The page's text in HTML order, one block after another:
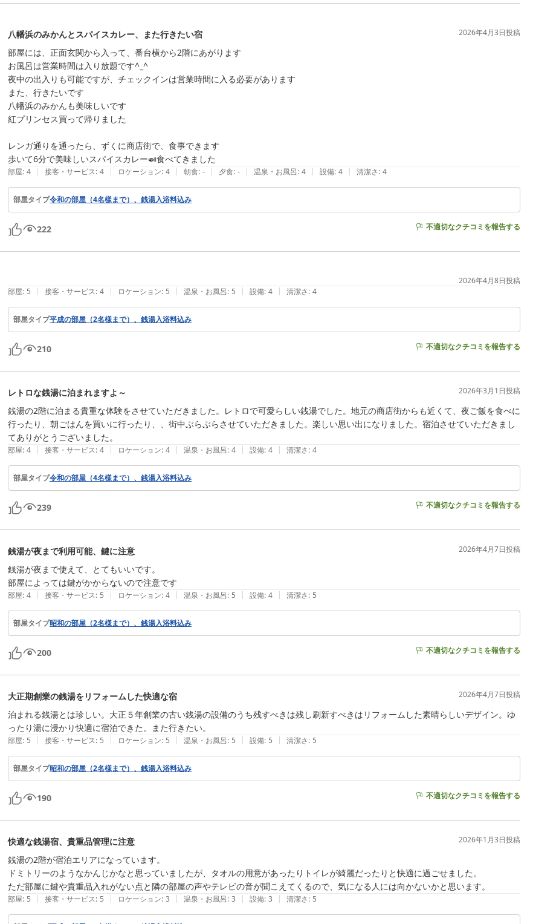
八幡浜のみかんとスパイスカレー、また行きたい宿 2026年4月3日投稿
部屋には、正面玄関から入って、番台横から2階にあがります
お風呂は営業時間は入り放題です^_^
夜中の出入りも可能ですが、チェックインは営業時間に入る必要があります
また、行きたいです
八幡浜のみかんも美味しいです
紅プリンセス買って帰りました
レンガ通りを通ったら、ずくに商店街で、食事できます
部屋: 4 | 接客・サービス: 4 | ロケーション: 4 | 朝食: - | 夕食: - | 温泉・お風呂: 4 | 設備: 4 | 清潔さ: 4
部屋タイプ令和の部屋（4名樣まで）、銭湯入浴料込み
222 不適切なクチコミを報告する
2026年4月8日投稿
部屋: 5 | 接客・サービス: 4 | ロケーション: 5 | 温泉・お風呂: 5 | 設備: 4 | 清潔さ: 4
部屋タイプ平成の部屋（2名様まで）、銭湯入浴料込み
210 不適切なクチコミを報告する
レトロな銭湯に泊まれますよ～ 2026年3月1日投稿
銭湯の2階に泊まる貴重な体験をさせていただきました。レトロで可愛らしい銭湯でした。地元の商店街からも近くて、夜ご飯を食べに
行ったり、朝ごはんを買いに行ったり、、街中ぶらぶらさせていただきました。楽しい思い出になりました。宿泊させていただきまし
てありがとうございました。
部屋: 4 | 接客・サービス: 4 | ロケーション: 4 | 温泉・お風呂: 4 | 設備: 4 | 清潔さ: 4
部屋タイプ令和の部屋（4名樣まで）、銭湯入浴料込み
239 不適切なクチコミを報告する
銭湯が夜まで利用可能、鍵に注意 2026年4月7日投稿
銭湯が夜まで使えて、とてもいいです。
部屋によっては鍵がかからないので注意です
部屋: 4 | 接客・サービス: 5 | ロケーション: 4 | 温泉・お風呂: 5 | 設備: 4 | 清潔さ: 5
部屋タイプ昭和の部屋（2名様まで）、銭湯入浴料込み
200 不適切なクチコミを報告する
大正期創業の銭湯をリフォームした快適な宿 2026年4月7日投稿
泊まれる銭湯とは珍しい。大正５年創業の古い銭湯の設備のうち残すべきは残し刷新すべきはリフォームした素晴らしいデザイン。ゆ
ったり湯に浸かり快適に宿泊できた。また行きたい。
部屋: 5 | 接客・サービス: 5 | ロケーション: 5 | 温泉・お風呂: 5 | 設備: 5 | 清潔さ: 5
部屋タイプ昭和の部屋（2名様まで）、銭湯入浴料込み
190 不適切なクチコミを報告する
快適な銭湯宿、貴重品管理に注意 2026年1月3日投稿
銭湯の2階が宿泊エリアになっています。
ドミトリーのようなかんじかなと思っていましたが、タオルの用意があったりトイレが綺麗だったりと快適に過ごせました。
ただ部屋に鍵や貴重品入れがない点と隣の部屋の声やテレビの音が聞こえてくるので、気になる人には向かないかと思います。
部屋: 5 | 接客・サービス: 5 | ロケーション: 3 | 温泉・お風呂: 3 | 設備: 3 | 清潔さ: 5